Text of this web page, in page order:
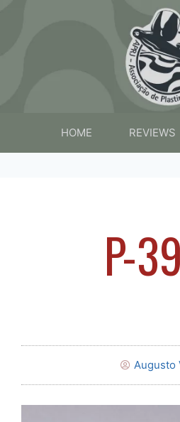
HOME REVIEWS
P-
Augusto